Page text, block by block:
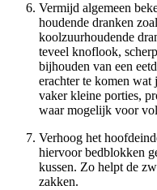
Vermijd algemeen
houdende dranken
koolzuurhoudende
teveel knoflook,
bijhouden van een
erachter te komen
vaker kleine porties,
waar mogelijk voor
Verhoog het
hiervoor bedblokken
kussen. Zo helpt de
zakken.